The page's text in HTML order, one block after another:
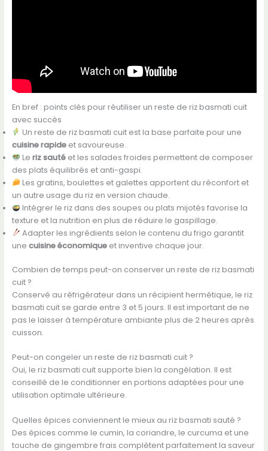
En bref : points clés pour réutiliser un reste de riz basmati cuit
avec succès
Un reste de riz basmati cuit est la base parfaite pour une
cuisine rapideet savoureuse.
Leriz sauté et les salades froides permettent de composer
des plats équilibrés et anti-gaspi.
Les gratins, boulettes et galettes apportent du réconfort et
un autre usage du riz en version chaude.
Intégrer le riz dans des soupes ou plats mijotés favorise la
texture et la nutrition en plus de réduire le gaspillage.
Adapter les ingrédients selon le contenu du frigo garantit
une cuisine économiqueet inventive chaque jour.
Combien de temps peut-on conserver un reste de riz basmati
cuit ?
Conservé au réfrigérateur dans un récipient hermétique, le riz
basmati cuit se garde entre 3 et 5 jours. Il est important de ne
pas le laisser à température ambiante plus de 2 heures après
cuisson.
Peut-on congeler un reste de riz basmati cuit ?
Oui, le riz basmati cuit supporte bien la congélation. Il est
conseillé de le conditionner en portions adaptées pour une
utilisation optimale ultérieure.
Quelles épices conviennent le mieux au riz basmati sauté ?
Des épices comme le cumin, la coriandre, le curcuma et une
touche de gingembre frais complètent parfaitement la saveur